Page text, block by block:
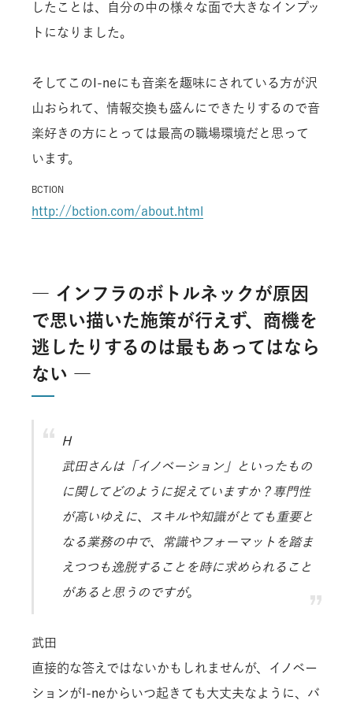
したことは、自分の中の様々な面で大きなインプッ
トになりました。
そしてこのI-neにも音楽を趣味にされている方が沢
山おられて、情報交換も盛んにできたりするので音
楽好きの方にとっては最高の職場環境だと思って
います。
BCTION
http://bction.com/about.html
― インフラのボトルネックが原因
で思い描いた施策が行えず、商機を
逃したりするのは最もあってはなら
ない ―
H
武田さんは「イノベーション」といったもの
に関してどのように捉えていますか？専門性
が高いゆえに、スキルや知識がとても重要と
なる業務の中で、常識やフォーマットを踏ま
えつつも逸脱することを時に求められること
があると思うのですが。
武田
直接的な答えではないかもしれませんが、イノベー
ションがI-neからいつ起きても大丈夫なように、バ